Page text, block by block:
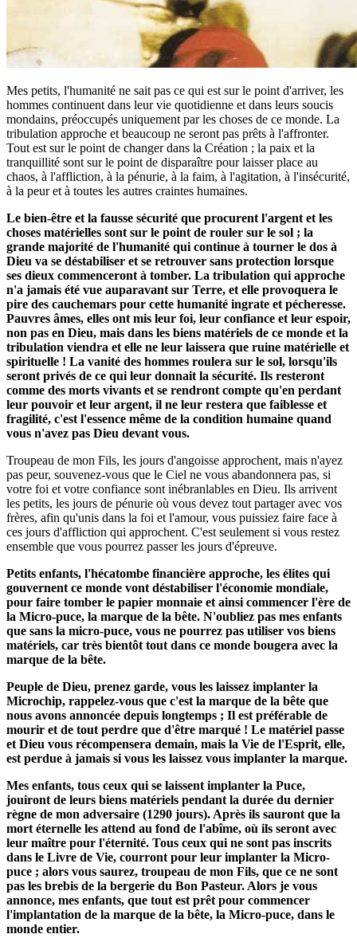
Mes petits, l'humanité ne sait pas ce qui est sur le point d'arriver, les
hommes continuent dans leur vie quotidienne et dans leurs soucis
mondains, préoccupés uniquement par les choses de ce monde. La
tribulation approche et beaucoup ne seront pas prêts à l'affronter.
Tout est sur le point de changer dans la Création ; la paix et la
tranquillité sont sur le point de disparaître pour laisser place au
chaos, à l'affliction, à la pénurie, à la faim, à l'agitation, à l'insécurité,
à la peur et à toutes les autres craintes humaines.
Le bien-être et la fausse sécurité que procurent l'argent et les
choses matérielles sont sur le point de rouler sur le sol ; la
grande majorité de l'humanité qui continue à tourner le dos à
Dieu va se déstabiliser et se retrouver sans protection lorsque
ses dieux commenceront à tomber. La tribulation qui approche
n'a jamais été vue auparavant sur Terre, et elle provoquera le
pire des cauchemars pour cette humanité ingrate et pécheresse.
Pauvres âmes, elles ont mis leur foi, leur confiance et leur espoir,
non pas en Dieu, mais dans les biens matériels de ce monde et la
tribulation viendra et elle ne leur laissera que ruine matérielle et
spirituelle ! La vanité des hommes roulera sur le sol, lorsqu'ils
seront privés de ce qui leur donnait la sécurité. Ils resteront
comme des morts vivants et se rendront compte qu'en perdant
leur pouvoir et leur argent, il ne leur restera que faiblesse et
fragilité, c'est l'essence même de la condition humaine quand
vous n'avez pas Dieu devant vous.
Troupeau de mon Fils, les jours d'angoisse approchent, mais n'ayez
pas peur, souvenez-vous que le Ciel ne vous abandonnera pas, si
votre foi et votre confiance sont inébranlables en Dieu. Ils arrivent
les petits, les jours de pénurie où vous devez tout partager avec vos
frères, afin qu'unis dans la foi et l'amour, vous puissiez faire face à
ces jours d'affliction qui approchent. C'est seulement si vous restez
ensemble que vous pourrez passer les jours d'épreuve.
Petits enfants, l'hécatombe financière approche, les élites qui
gouvernent ce monde vont déstabiliser l'économie mondiale,
pour faire tomber le papier monnaie et ainsi commencer l'ère de
la Micro-puce, la marque de la bête. N'oubliez pas mes enfants
que sans la micro-puce, vous ne pourrez pas utiliser vos biens
matériels, car très bientôt tout dans ce monde bougera avec la
marque de la bête.
Peuple de Dieu, prenez garde, vous les laissez implanter la
Microchip, rappelez-vous que c'est la marque de la bête que
nous avons annoncée depuis longtemps ; Il est préférable de
mourir et de tout perdre que d'être marqué ! Le matériel passe
et Dieu vous récompensera demain, mais la Vie de l'Esprit, elle,
est perdue à jamais si vous les laissez vous implanter la marque.
Mes enfants, tous ceux qui se laissent implanter la Puce,
jouiront de leurs biens matériels pendant la durée du dernier
règne de mon adversaire (1290 jours). Après ils sauront que la
mort éternelle les attend au fond de l'abîme, où ils seront avec
leur maître pour l'éternité. Tous ceux qui ne sont pas inscrits
dans le Livre de Vie, courront pour leur implanter la Micro-
puce ; alors vous saurez, troupeau de mon Fils, que ce ne sont
pas les brebis de la bergerie du Bon Pasteur. Alors je vous
annonce, mes enfants, que tout est prêt pour commencer
l'implantation de la marque de la bête, la Micro-puce, dans le
monde entier.